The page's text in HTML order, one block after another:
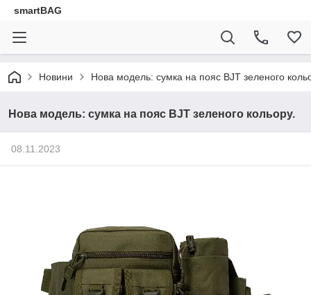
smartBAG
Новини Нова модель: сумка на пояс BJT зеленого
Нова модель: сумка на пояс BJT зеленого кольору.
08.11.2023